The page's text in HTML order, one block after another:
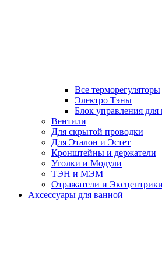
Все терморегуляторы
Электро Тэны
Блок управления
Вентили
Для скрытой проводки
Для Эталон и Эстет
Кронштейны и держатели
Уголки и Модули
ТЭН и МЭМ
Отражатели и Эксцентрики
Аксессуары для ванной